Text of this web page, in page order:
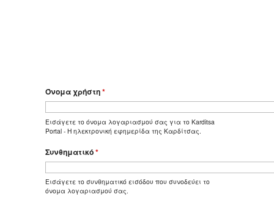
Όνομα χρήστη*
Εισάγετε το όνομα λογαριασμού σας για το Karditsa
Portal - Η ηλεκτρονική εφημερίδα της Καρδίτσας.
Συνθηματικό*
Εισάγετε το συνθηματικό εισόδου που συνοδεύει το
όνομα λογαριασμού σας.